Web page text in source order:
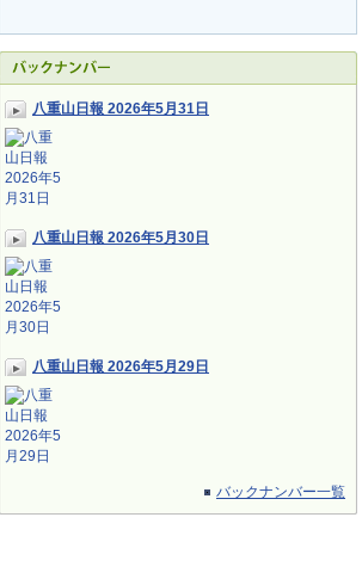
八重山日報 2026年5月31日
八重山日報 2026年5月30日
八重山日報 2026年5月29日
バックナンバー一覧